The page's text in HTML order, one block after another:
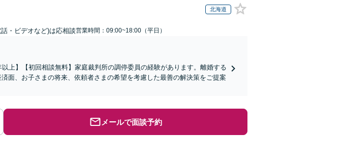
北海道
・ビデオなど)は応相談営業時間：09:00~18:00（平日）
以上】【初回相談無料】家庭裁判所の調停委員の経験があります。離婚する
面、お子さまの将来、依頼者さまの希望を考慮した最善の解決策をご提案
メールで面談予約